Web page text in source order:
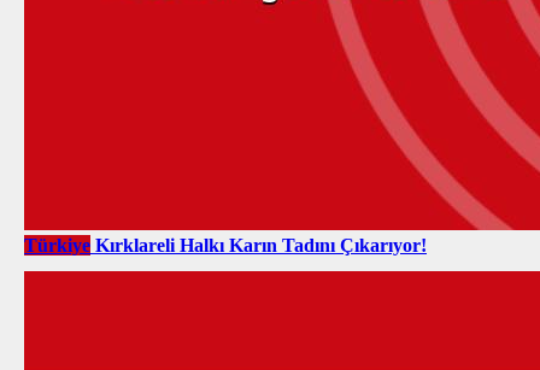
Türkiye Kırklareli Halkı Karın Tadını Çıkarıyor!